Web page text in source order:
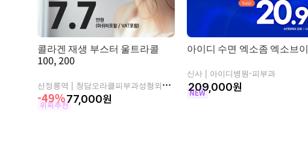
콜라겐 재생 부스터 울트라콜
100, 200
선정릉역 | 청담오라클피부과성형외과의원
-49%77,000원
위픽추천
아이디 수면 엑소좀 엑소브이
신사 | 아이디병원-피부과
원
NEW